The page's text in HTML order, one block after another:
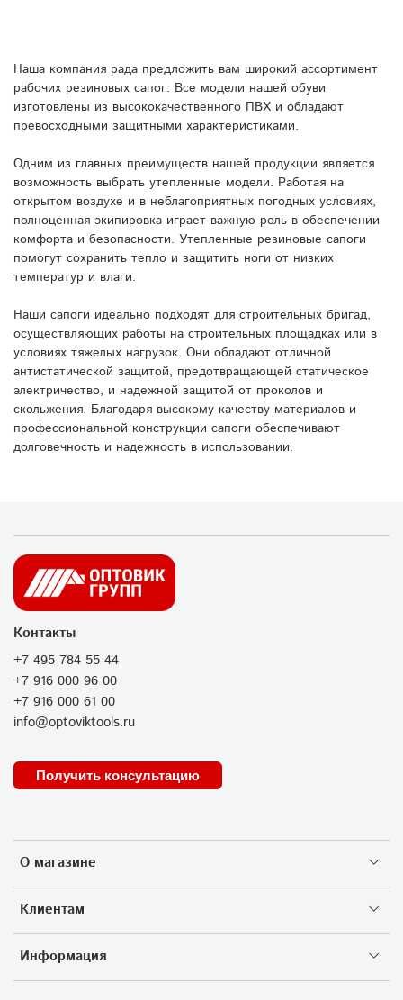
Наша компания рада предложить вам широкий ассортимент
рабочих резиновых сапог. Все модели нашей обуви
изготовлены из высококачественного ПВХ и обладают
превосходными защитными характеристиками.
Одним из главных преимуществ нашей продукции является
возможность выбрать утепленные модели. Работая на
открытом воздухе и в неблагоприятных погодных условиях,
полноценная экипировка играет важную роль в обеспечении
комфорта и безопасности. Утепленные резиновые сапоги
помогут сохранить тепло и защитить ноги от низких
температур и влаги.
Наши сапоги идеально подходят для строительных бригад,
осуществляющих работы на строительных площадках или в
условиях тяжелых нагрузок. Они обладают отличной
антистатической защитой, предотвращающей статическое
электричество, и надежной защитой от проколов и
скольжения. Благодаря высокому качеству материалов и
профессиональной конструкции сапоги обеспечивают
долговечность и надежность в использовании.
О магазине
Клиентам
Информация
Контакты
+7 495 784 55 44
+7 916 000 96 00
+7 916 000 61 00
info@optoviktools.ru
Получить консультацию